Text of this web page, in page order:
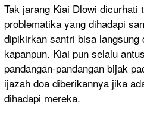
Tak jarang Kiai Dlowi dicurhati
problematika yang dihadapi
dipikirkan santri bisa langsung
kapanpun. Kiai pun selalu
pandangan-pandangan bijak
ijazah doa diberikannya jika
dihadapi mereka.